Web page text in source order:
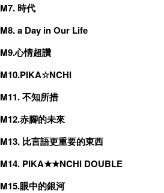
M7. 時代
M8. a Day in Our Life
M9.心情超讚
M10.PIKA☆NCHI
M11. 不知所措
M12.赤腳的未來
M13. 比言語更重要的東西
M14. PIKA★★NCHI DOUBLE
M15.眼中的銀河